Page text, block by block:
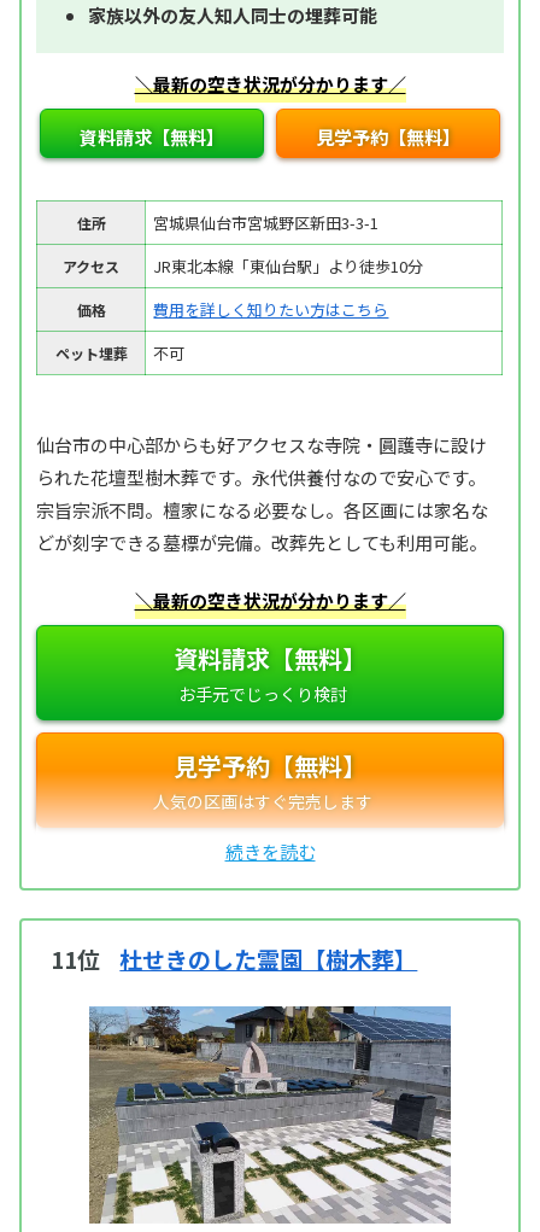
家族以外の友人知人同士の埋葬可能
＼最新の空き状況が分かります／
資料請求【無料】 見学予約【無料】
住所 宮城県仙台市宮城野区新田3-3-1
アクセス JR東北本線「東仙台駅」より徒歩10分
価格 費用を詳しく知りたい方はこちら
ペット埋葬 不可
仙台市の中心部からも好アクセスな寺院・圓護寺に設け
られた花壇型樹木葬です。永代供養付なので安心です。
宗旨宗派不問。檀家になる必要なし。各区画には家名な
どが刻字できる墓標が完備。改葬先としても利用可能。
＼最新の空き状況が分かります／
資料請求【無料】
見学予約【無料】
11位 杜せきのした霊園【樹木葬】